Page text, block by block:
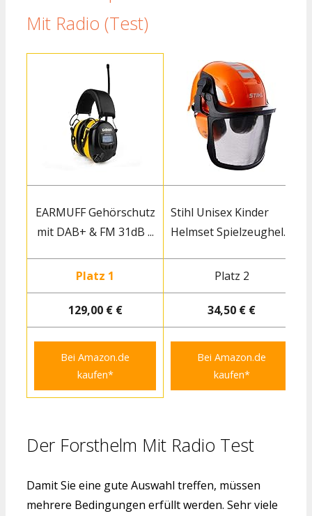
Mit Radio (Test)
EARMUFF Gehörschutz
mit DAB+ & FM 31dB ...
Stihl Unisex Kinder
Helmset Spielzeughel...
Platz 1 Platz 2
129,00 € € 34,50 € €
Bei Amazon.de
kaufen*
Bei Amazon.de
kaufen*
Der Forsthelm Mit Radio Test
Damit Sie eine gute Auswahl treffen, müssen
mehrere Bedingungen erfüllt werden. Sehr viele